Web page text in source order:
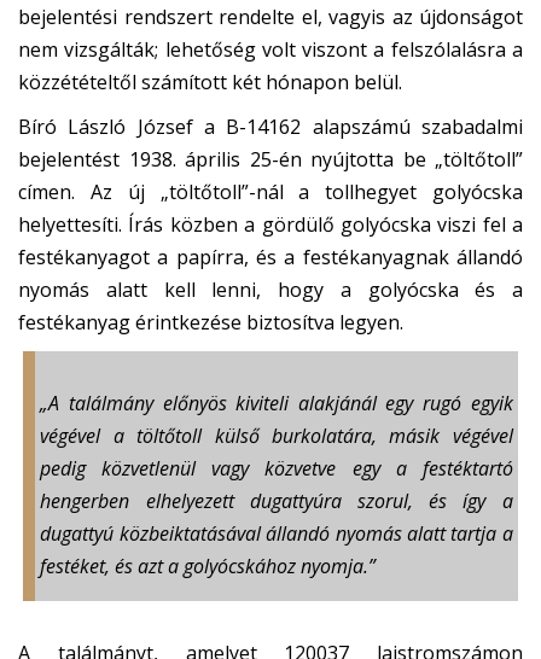
bejelentési rendszert rendelte el, vagyis az újdonságot
nem vizsgálták; lehetőség volt viszont a felszólalásra a
közzétételtől számított két hónapon belül.
Bíró László József a B-14162 alapszámú szabadalmi
bejelentést 1938. április 25-én nyújtotta be „töltőtoll”
címen. Az új „töltőtoll”-nál a tollhegyet golyócska
helyettesíti. Írás közben a gördülő golyócska viszi fel a
festékanyagot a papírra, és a festékanyagnak állandó
nyomás alatt kell lenni, hogy a golyócska és a
festékanyag érintkezése biztosítva legyen.
„A találmány előnyös kiviteli alakjánál egy rugó egyik
végével a töltőtoll külső burkolatára, másik végével
pedig közvetlenül vagy közvetve egy a festéktartó
hengerben elhelyezett dugattyúra szorul, és így a
dugattyú közbeiktatásával állandó nyomás alatt tartja a
festéket, és azt a golyócskához nyomja.”
A találmányt, amelyet 120037 lajstromszámon